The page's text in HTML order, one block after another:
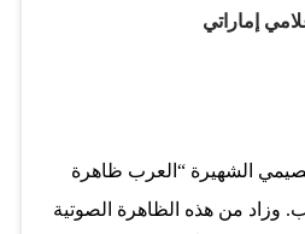
مفتوحة لكل من له غرض. وقبل
الحرب السادسة في صعدة، وقبل
إماراتي
الشهيرة “العرب ظاهرة
وزاد من هذه الظاهرة الصوتية